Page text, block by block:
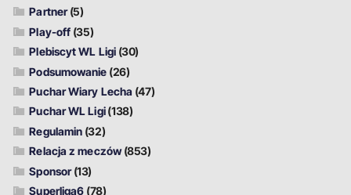
Partner(5)
Play-off (35)
Plebiscyt WL Ligi (30)
Podsumowanie (26)
Puchar Wiary Lecha (47)
Puchar WL Ligi(138)
Regulamin (32)
Relacja z meczów(853)
Sponsor(13)
Superliga6 (78)